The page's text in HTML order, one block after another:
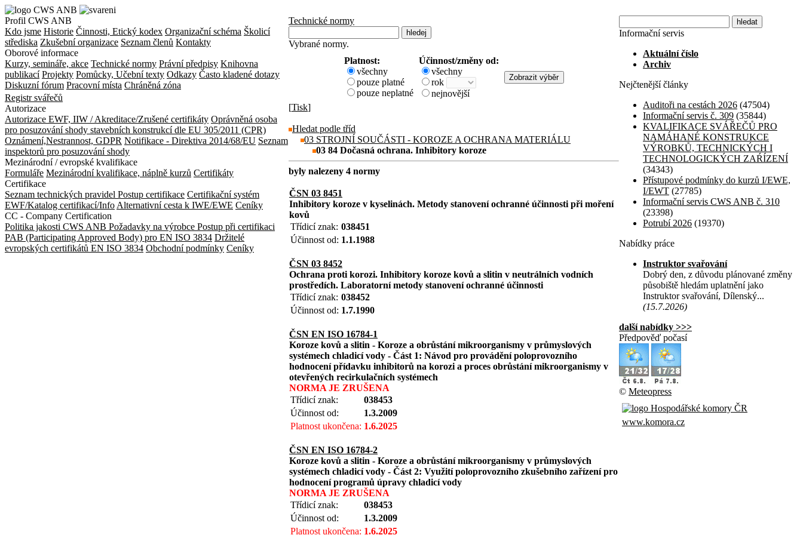
Profil CWS ANB
Kdo jsme Historie Činnosti, Etický kodex Organizační schéma Školicí
střediska Zkušební organizace Seznam členů Kontakty
Oborové informace
Kurzy, semináře, akce Technické normy Právní předpisy Knihovna
publikací Projekty Pomůcky, Učební texty Odkazy Často kladené dotazy
Diskuzní fórum Pracovní místa Chráněná zóna
Registr svářečů
Autorizace
Autorizace EWF, IIW / Akreditace/Zrušené certifikáty Oprávněná osoba
pro posuzování shody stavebních konstrukcí dle EU 305/2011 (CPR)
Oznámení,Nestrannost, GDPR Notifikace - Direktiva 2014/68/EU Seznam
inspektorů pro posuzování shody
Mezinárodní / evropské kvalifikace
Formuláře Mezinárodní kvalifikace, náplně kurzů Certifikáty
Certifikace
Seznam technických pravidel Postup certifikace Certifikační systém
EWF/Katalog certifikací/Info Alternativní cesta k IWE/EWE Ceníky
CC - Company Certification
Politika jakosti CWS ANB Požadavky na výrobce Postup při certifikaci
PAB (Participating Approved Body) pro EN ISO 3834 Držitelé
evropských certifikátů EN ISO 3834 Obchodní podmínky Ceníky
Technické normy
Vybrané normy.
Platnost:
všechny
pouze platné
pouze neplatné
Účinnost/změny od:
všechny
rok
nejnovější
[Tisk]
Hledat podle tříd
03 STROJNÍ SOUČÁSTI - KOROZE A OCHRANA MATERIÁLU
03 84 Dočasná ochrana. Inhibitory koroze
byly nalezeny 4 normy
ČSN 03 8451
Inhibitory koroze v kyselinách. Metody stanovení ochranné účinnosti při moření
kovů
Třídicí znak: 038451
Účinnost od: 1.1.1988
ČSN 03 8452
Ochrana proti korozi. Inhibitory koroze kovů a slitin v neutrálních vodních
prostředích. Laboratorní metody stanovení ochranné účinnosti
Třídicí znak: 038452
Účinnost od: 1.7.1990
ČSN EN ISO 16784-1
Koroze kovů a slitin - Koroze a obrůstání mikroorganismy v průmyslových
systémech chladicí vody - Část 1: Návod pro provádění poloprovozního
hodnocení přídavku inhibitorů na korozi a proces obrůstání mikroorganismy v
otevřených recirkulačních systémech
NORMA JE ZRUŠENA
Třídicí znak:
038453
Účinnost od:
1.3.2009
Platnost ukončena: 1.6.2025
ČSN EN ISO 16784-2
Koroze kovů a slitin - Koroze a obrůstání mikroorganismy v průmyslových
systémech chladicí vody - Část 2: Využití poloprovozního zkušebního zařízení pro
hodnocení programů úpravy chladicí vody
NORMA JE ZRUŠENA
Třídicí znak:
038453
Účinnost od:
1.3.2009
Platnost ukončena: 1.6.2025
Informační servis
Aktuální číslo
Archiv
Nejčtenější články
Auditoři na cestách 2026 (47504)
Informační servis č. 309 (35844)
KVALIFIKACE SVÁŘEČŮ PRO
NAMÁHANÉ KONSTRUKCE
VÝROBKŮ, TECHNICKÝCH I
TECHNOLOGICKÝCH ZAŔÍZENÍ
(34343)
Přístupové podmínky do kurzů I/EWE,
I/EWT (27785)
Informační servis CWS ANB č. 310
(23398)
Potrubí 2026 (19370)
Nabídky práce
Instruktor svařování
Dobrý den, z důvodu plánované změny
působiště hledám uplatnění jako
Instruktor svařování, Dílenský...
(15.7.2026)
další nabídky >>>
Předpověď počasí
© Meteopress
www.komora.cz